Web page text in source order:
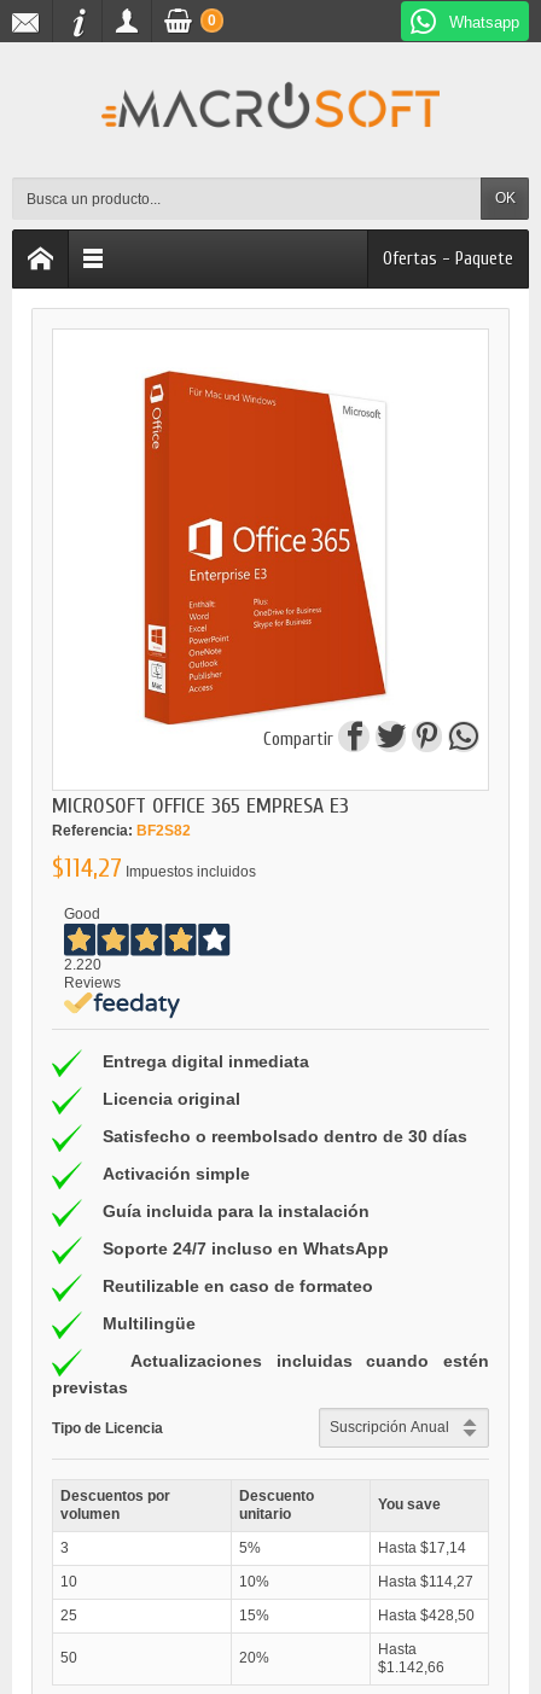
Whatsapp
OK
0
Ofertas - Paquete
Compartir
MICROSOFT OFFICE 365 EMPRESA E3
Referencia: BF2S82
$114,27 Impuestos incluidos
Good
2.220
Reviews
Entrega digital inmediata
Licencia original
Satisfecho o reembolsado dentro de 30 días
Activación simple
Guía incluida para la instalación
Soporte 24/7 incluso en WhatsApp
Reutilizable en caso de formateo
Multilingüe
Actualizaciones incluidas cuando estén
previstas
Tipo de Licencia
Descuentos por
volumen
Descuento
unitario
You save
3 5%
Hasta $17,14
10
10%
Hasta $114,27
25
15% Hasta $428,50
50 20%
Hasta
$1.142,66